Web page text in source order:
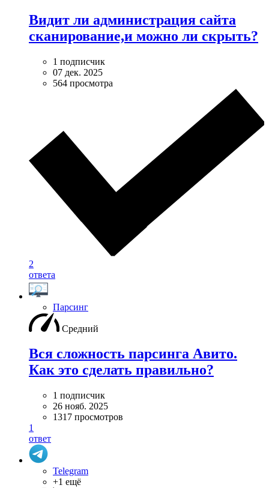
Видит ли администрация сайта
сканирование,и можно ли скрыть?
1 подписчик
07 дек. 2025
564 просмотра
2
ответа
Парсинг
Средний
Вся сложность парсинга Авито.
Как это сделать правильно?
1 подписчик
26 нояб. 2025
1317 просмотров
1
ответ
Telegram
+1 ещё